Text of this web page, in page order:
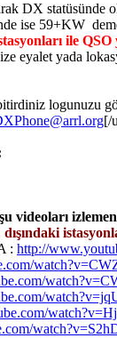
DX statüsünde
ise 59+KW
ile
eyalet yada
logunuzu
[/
videoları
: http://